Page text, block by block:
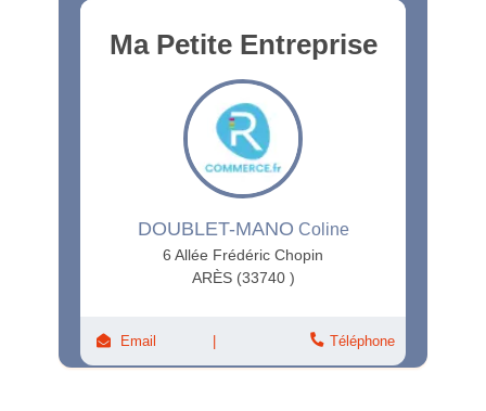
Ma Petite Entreprise
DOUBLET-MANO Coline
6 Allée Frédéric Chopin
ARÈS (33740 )
Email Téléphone